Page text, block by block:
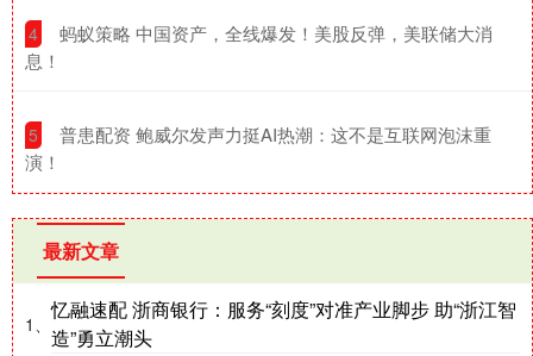
4
​蚂蚁策略 中国资产，全线爆发！美股反弹，美联储大消
息！
5
​普患配资 鲍威尔发声力挺AI热潮：这不是互联网泡沫重
演！
最新文章
1、
忆融速配 浙商银行：服务“刻度”对准产业脚步 助“浙江智
造”勇立潮头